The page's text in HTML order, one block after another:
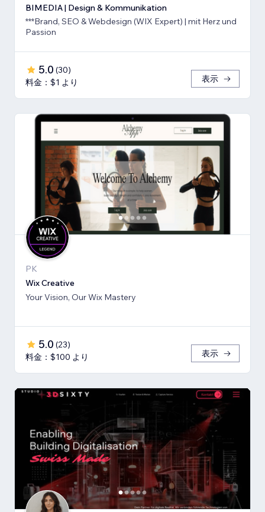
BIMEDIA | Design & Kommunikation
***Brand, SEO & Webdesign (WIX Expert) | mit Herz und
Passion
5.0 (30)
料金：$1 より
表示
PK
Wix Creative
Your Vision, Our Wix Mastery
5.0 (23)
料金：$100 より
表示